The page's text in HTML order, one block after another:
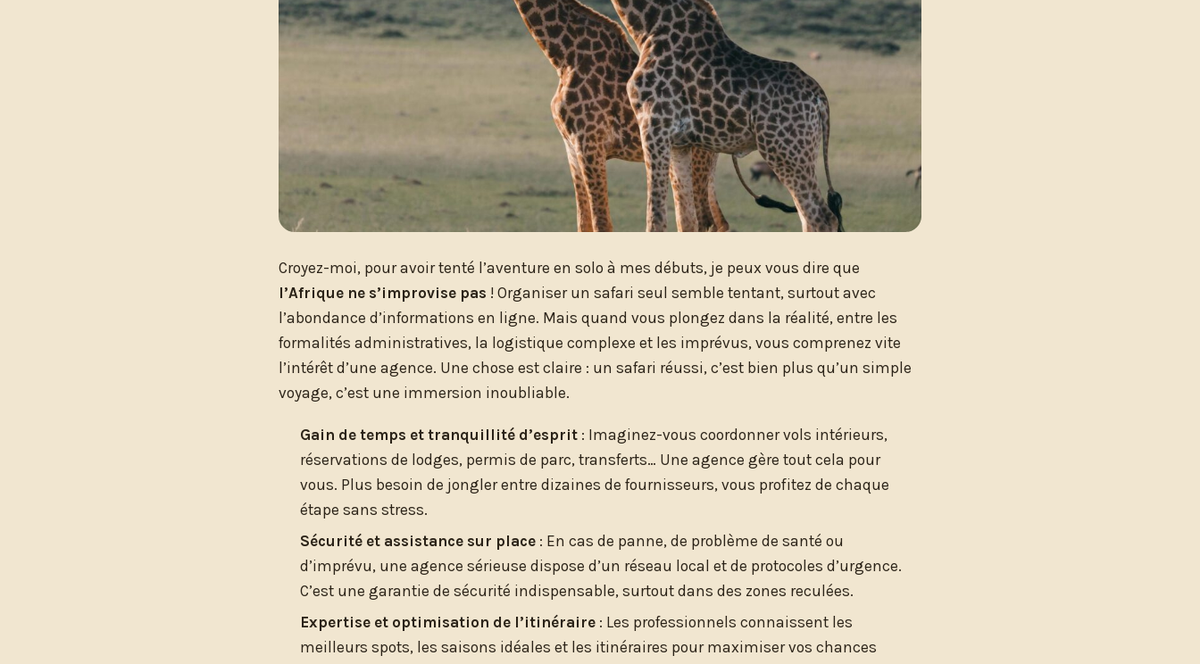
Croyez-moi, pour avoir tenté l’aventure en solo à mes débuts, je peux vous dire que
l’Afrique ne s’improvise pas ! Organiser un safari seul semble tentant, surtout avec
l’abondance d’informations en ligne. Mais quand vous plongez dans la réalité, entre les
formalités administratives, la logistique complexe et les imprévus, vous comprenez vite
l’intérêt d’une agence. Une chose est claire : un safari réussi, c’est bien plus qu’un simple
voyage, c’est une immersion inoubliable.
Gain de temps et tranquillité d’esprit : Imaginez-vous coordonner vols intérieurs,
réservations de lodges, permis de parc, transferts… Une agence gère tout cela pour
vous. Plus besoin de jongler entre dizaines de fournisseurs, vous profitez de chaque
étape sans stress.
Sécurité et assistance sur place : En cas de panne, de problème de santé ou
d’imprévu, une agence sérieuse dispose d’un réseau local et de protocoles d’urgence.
C’est une garantie de sécurité indispensable, surtout dans des zones reculées.
Expertise et optimisation de l’itinéraire : Les professionnels connaissent les
meilleurs spots, les saisons idéales et les itinéraires pour maximiser vos chances